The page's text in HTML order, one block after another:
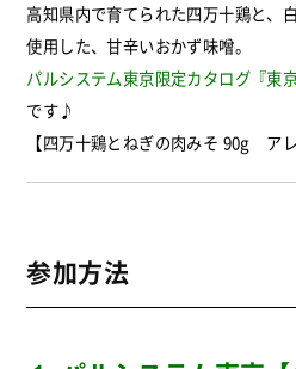
高知県内で育てられた四万十鶏と、
使用した、甘辛いおかず味噌。
パルシステム東京限定カタログ『東
です♪
【四万十鶏とねぎの肉みそ 90g ア
参加方法